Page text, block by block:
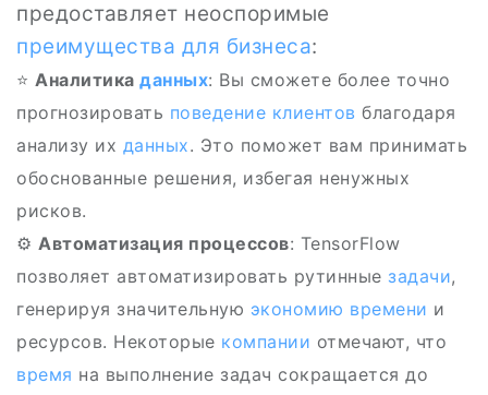
предоставляет неоспоримые
преимущества для бизнеса:
⭐ Аналитика данных: Вы сможете более точно
прогнозировать поведение клиентов благодаря
анализу их данных. Это поможет вам принимать
обоснованные решения, избегая ненужных
рисков.
⚙️ Автоматизация процессов: TensorFlow
позволяет автоматизировать рутинные задачи,
генерируя значительную экономию времени и
ресурсов. Некоторые компании отмечают, что
время на выполнение задач сокращается до